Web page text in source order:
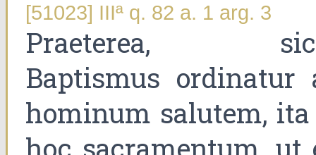
[51023] IIIª q. 82 a. 1 arg. 3
Praeterea,
Baptismus ordinatur
hominum salutem,